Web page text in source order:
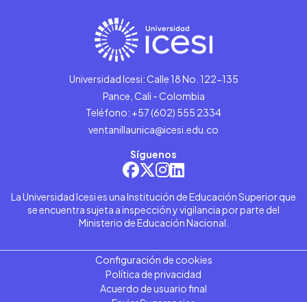
Universidad Icesi: Calle 18 No. 122-135
Pance, Cali - Colombia
Teléfono: +57 (602) 555 2334
ventanillaunica@icesi.edu.co
Síguenos
La Universidad Icesi es una Institución de Educación Superior que
se encuentra sujeta a inspección y vigilancia por parte del
Ministerio de Educación Nacional.
Configuración de cookies
Política de privacidad
Acuerdo de usuario final